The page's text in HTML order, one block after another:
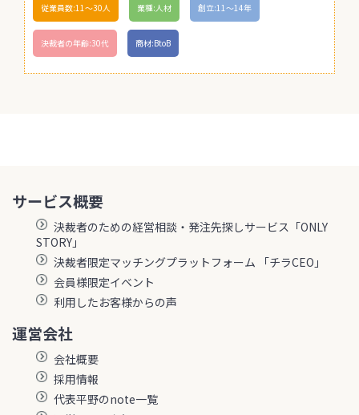
従業員数:11〜30人 業種:人材 創立:11〜14年
決裁者の年齢:30代 商材:BtoB
サービス概要
決裁者のための経営相談・発注先探しサービス「ONLY
STORY」
決裁者限定マッチングプラットフォーム 「チラCEO」
会員様限定イベント
利用したお客様からの声
運営会社
会社概要
採用情報
代表平野のnote一覧